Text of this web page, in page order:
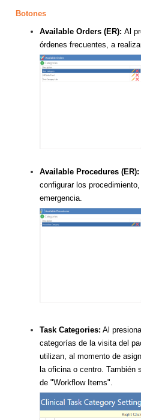
Botones
Available Orders (ER): Al
órdenes frecuentes, a
Available Procedures (ER):
configurar los
emergencia.
Task Categories: Al
categorías de la visita del
utilizan, al momento de
la oficina o centro. También
de "Workflow Items".